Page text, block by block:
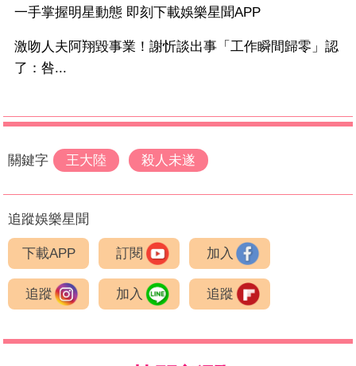
一手掌握明星動態 即刻下載娛樂星聞APP
激吻人夫阿翔毀事業！謝忻談出事「工作瞬間歸零」認
了：咎...
關鍵字 王大陸 殺人未遂
追蹤娛樂星聞
下載APP 訂閱 加入
追蹤 加入 追蹤